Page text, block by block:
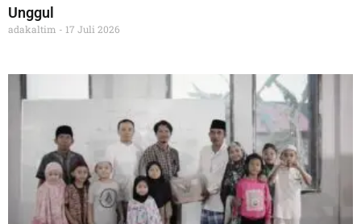
Unggul
adakaltim 17 Juli 2026